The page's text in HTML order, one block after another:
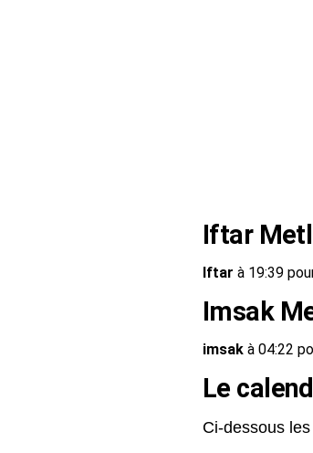
Iftar
Iftar à 19:39
Imsak
imsak à 04:22
Le
Ci-dessous les